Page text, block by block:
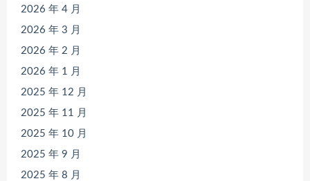
2026 年 4 月
2026 年 3 月
2026 年 2 月
2026 年 1 月
2025 年 12 月
2025 年 11 月
2025 年 10 月
2025 年 9 月
2025 年 8 月